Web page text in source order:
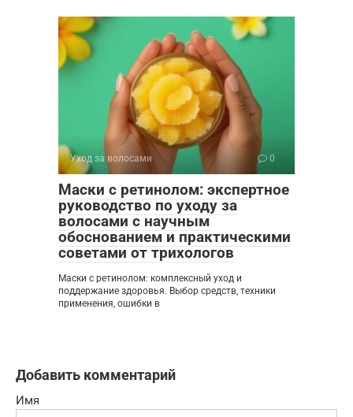
Уход за волосами 0
Маски с ретинолом: экспертное
руководство по уходу за
волосами с научным
обоснованием и практическими
советами от трихологов
Маски с ретинолом: комплексный уход и
поддержание здоровья. Выбор средств, техники
применения, ошибки в
Добавить комментарий
Имя